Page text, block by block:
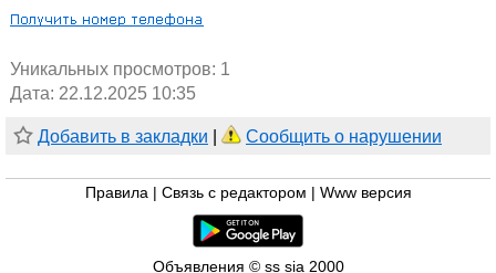
Уникальных просмотров: 1
Дата: 22.12.2025 10:35
Добавить в закладки Сообщить о нарушении
Правила Связь с редактором Www версия
Объявления © ss sia 2000